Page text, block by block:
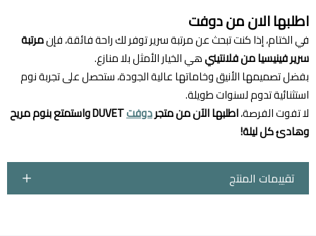
اطلبها الان من دوفت
في الختام، إذا كنت تبحث عن مرتبة سرير توفر لك راحة فائقة، فإنمرتبة
سرير فينيسيا من فلانتينيهي الخيار الأمثل بلا منازع.
بفضل تصميمها الأنيق وخاماتها عالية الجودة، ستحصل على تجربة نوم
استثنائية تدوم لسنوات طويلة.
لا تفوت الفرصة،اطلبها الآن من متجردوفت
DUVET واستمتع بنوم مريح
وهادئ كل ليلة!
تقييمات المنتج